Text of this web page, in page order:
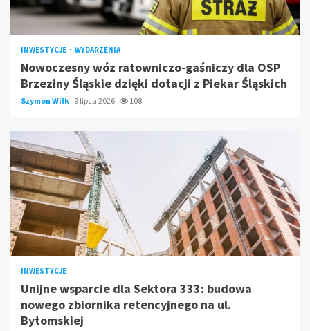
INWESTYCJE WYDARZENIA
Nowoczesny wóz ratowniczo-gaśniczy dla OSP
Brzeziny Śląskie dzięki dotacji z Piekar Śląskich
Szymon Wilk 9 lipca 2026 108
INWESTYCJE
Unijne wsparcie dla Sektora 333: budowa
nowego zbiornika retencyjnego na ul.
Bytomskiej